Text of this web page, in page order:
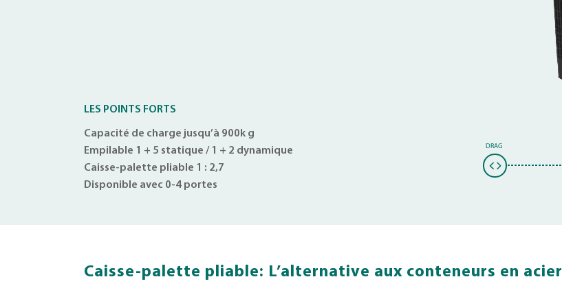
LES POINTS FORTS
Capacité de charge jusqu’à 900k g
Empilable 1 + 5 statique / 1 + 2 dynamique
Caisse-palette pliable 1 : 2,7
Disponible avec 0-4 portes
Caisse-palette pliable: L’alternative aux conteneurs en acier